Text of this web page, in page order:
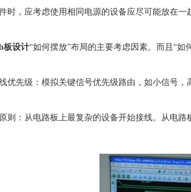
时，应考虑使用相同电源的设备应尽可能放在一
板设计“如何摆放”布局的主要考虑因素。而且“如
优先级：模拟关键信号优先级路由，如小信号，
则：从电路板上最复杂的设备开始接线。从电路